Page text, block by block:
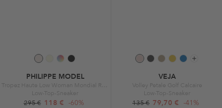
PHILIPPE MODEL
Low-Top-Sneaker
295 € 118 € -60%
VEJA
Volley Petale Golf Calcaire
Low-Top-Sneaker
135 € 79,70 € -41%